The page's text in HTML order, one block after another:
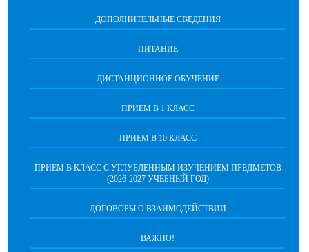
ДОПОЛНИТЕЛЬНЫЕ СВЕДЕНИЯ
ПИТАНИЕ
ДИСТАНЦИОННОЕ ОБУЧЕНИЕ
ПРИЕМ В 1 КЛАСС
ПРИЕМ В 10 КЛАСС
ПРИЕМ В КЛАСС С УГЛУБЛЕННЫМ ИЗУЧЕНИЕМ ПРЕДМЕТОВ
(2026-2027 УЧЕБНЫЙ ГОД)
ДОГОВОРЫ О ВЗАИМОДЕЙСТВИИ
ВАЖНО!